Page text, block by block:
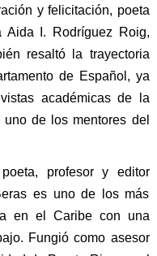
y felicitación, poeta
Aida I. Rodríguez Roig,
resaltó la trayectoria
de Español, ya
académicas de la
de los mentores del
profesor y editor
es uno de los más
en el Caribe con una
Fungió como asesor